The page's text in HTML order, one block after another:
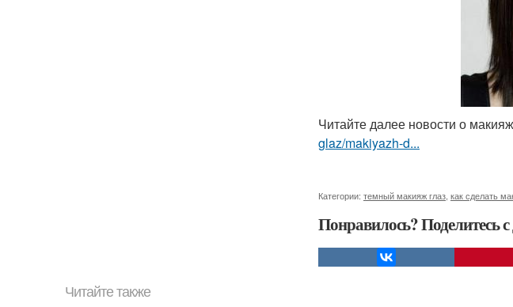
Читайте далее новости о
glaz/makiyazh-d...
Категории: темный макияж глаз как сделать
Понравилось? Поделитесь
Читайте также